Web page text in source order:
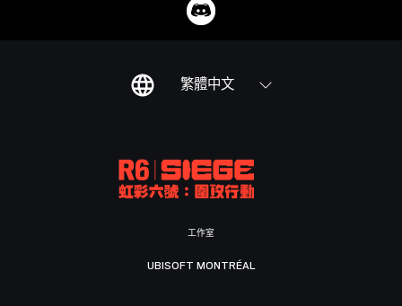
繁體中文
工作室
UBISOFT MONTRÉAL